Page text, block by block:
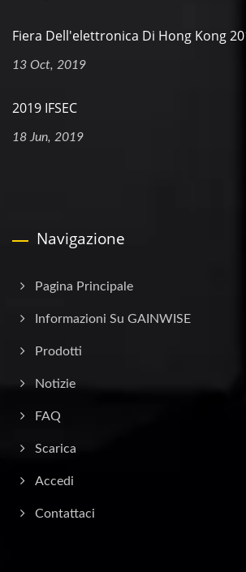
Fiera Dell'elettronica Di Hong Kong
13 Oct, 2019
2019 IFSEC
18 Jun, 2019
Navigazione
Pagina Principale
Informazioni Su GAINWISE
Prodotti
Notizie
FAQ
Scarica
Accedi
Contattaci